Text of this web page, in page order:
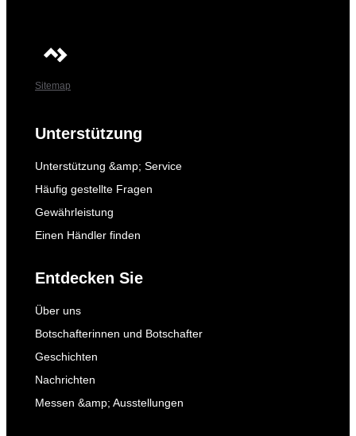
Sitemap
Unterstützung
Unterstützung &amp; Service
Häufig gestellte Fragen
Gewährleistung
Einen Händler finden
Entdecken Sie
Über uns
Botschafterinnen und Botschafter
Geschichten
Nachrichten
Messen &amp; Ausstellungen